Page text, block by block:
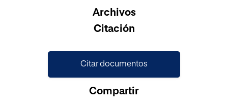
Archivos
Citación
Citar documentos
Compartir